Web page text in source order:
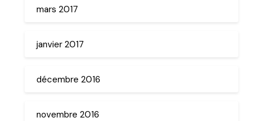
mars 2017
janvier 2017
décembre 2016
novembre 2016